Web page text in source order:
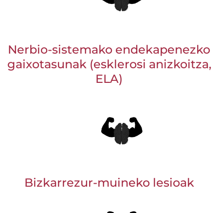
Nerbio-sistemako endekapenezko
gaixotasunak (esklerosi anizkoitza,
ELA)
Bizkarrezur-muineko lesioak